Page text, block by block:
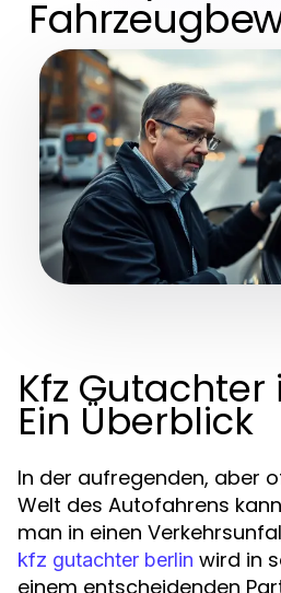
Kfz Gutachter
Ein Überblick
In der aufregenden, aber
Welt des Autofahrens
man in einen
kfz gutachter berlin wird in
einem entscheidenden